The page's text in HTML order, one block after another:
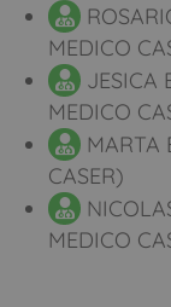
MEDICO
JESICA
MEDICO
MARTA
CASER)
MEDICO